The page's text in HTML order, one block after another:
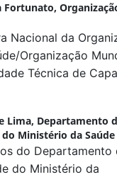
Fortunato,
Nacional da
Organização
Técnica de
Lima, Departamento
Ministério da Saúde
do Departamento
do Ministério da